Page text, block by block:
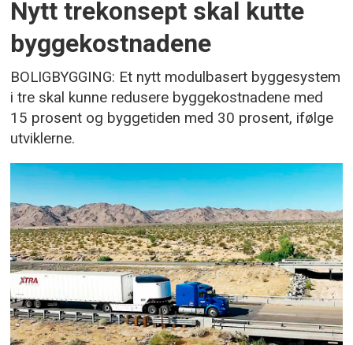
Nytt trekonsept skal kutte
byggekostnadene
BOLIGBYGGING: Et nytt modulbasert byggesystem
i tre skal kunne redusere byggekostnadene med
15 prosent og byggetiden med 30 prosent, ifølge
utviklerne.